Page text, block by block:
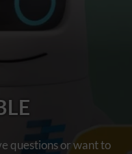
questions or want to